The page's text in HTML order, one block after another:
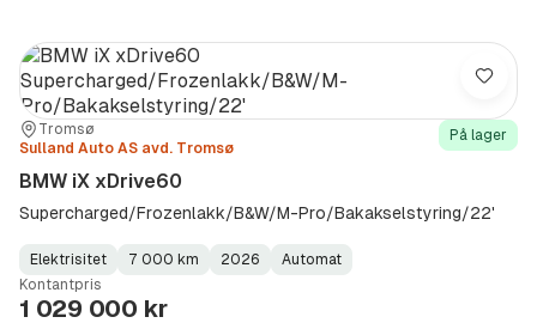
Sted:Tromsø
Forhandler:
Sulland Auto AS avd. Tromsø
På lager
BMW iX xDrive60
Supercharged/Frozenlakk/B&W/M-Pro/Bakakselstyring/22'
Fuel
Type:
Elektrisitet
Kilometerstand:
7 000 km
Model
Year:
2026
Gearbox
Type:
Automat
Kontantpris
1 029 000 kr
Lagre